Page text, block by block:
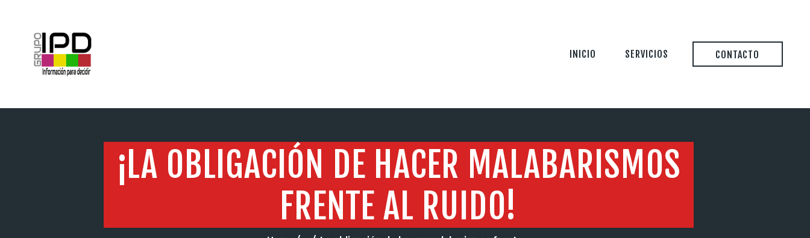
INICIO SERVICIOS CONTACTO
¡LA OBLIGACIÓN DE HACER MALABARISMOS
FRENTE AL RUIDO!